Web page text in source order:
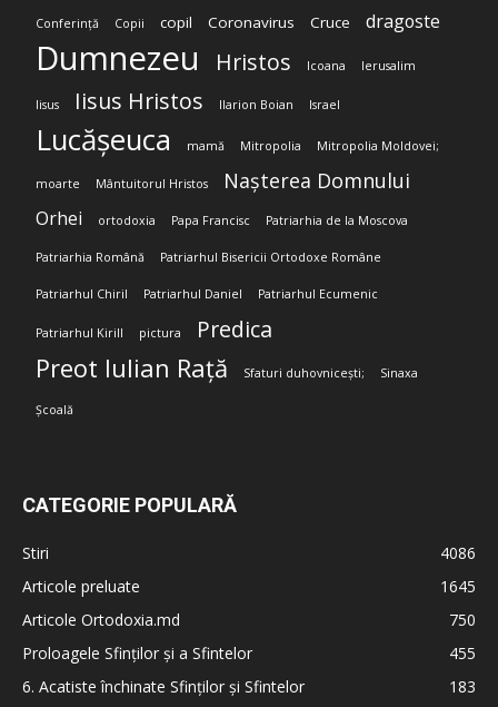
Conferință Copii copil Coronavirus Cruce dragoste
Dumnezeu Hristos Icoana Ierusalim
Iisus Iisus Hristos Ilarion Boian Israel
Lucășeuca mamă Mitropolia Mitropolia Moldovei;
moarte Mântuitorul Hristos Nașterea Domnului
Orhei ortodoxia Papa Francisc Patriarhia de la Moscova
Patriarhia Română Patriarhul Bisericii Ortodoxe Române
Patriarhul Chiril Patriarhul Daniel Patriarhul Ecumenic
Patriarhul Kirill pictura Predica
Preot Iulian Rață Sfaturi duhovnicești; Sinaxa
Școală
CATEGORIE POPULARĂ
Stiri
4086
Articole preluate
1645
Articole Ortodoxia.md
750
Proloagele Sfinților și a Sfintelor
455
6. Acatiste închinate Sfinților și Sfintelor
183